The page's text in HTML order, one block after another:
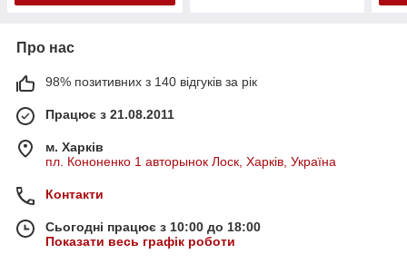
Про нас
98% позитивних з 140 відгуків за рік
Працює з 21.08.2011
м. Харків
пл. Кононенко 1 авторынок Лоск, Харків, Україна
Контакти
Сьогодні працює з 10:00 до 18:00
Показати весь графік роботи